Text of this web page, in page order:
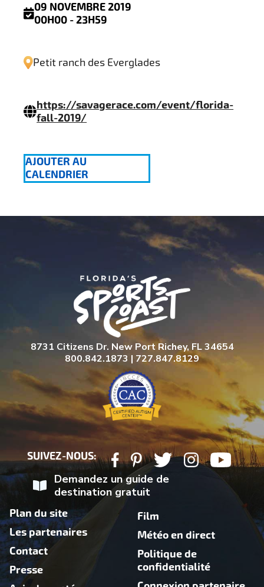
09 NOVEMBRE 2019
00H00 - 23H59
Petit ranch des Everglades
https://savagerace.com/event/florida-
fall-2019/
AJOUTER AU
CALENDRIER
8731 Citizens Dr. New Port Richey, FL 34654
800.842.1873 | 727.847.8129
SUIVEZ-NOUS:
Demandez un guide de
destination gratuit
Plan du site
Les partenaires
Contact
Presse
Film
Météo en direct
Politique de
confidentialité